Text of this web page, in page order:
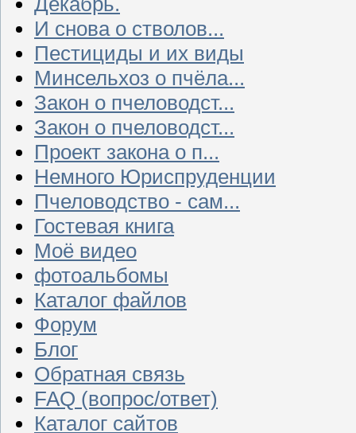
И снова о стволов...
Пестициды и их виды
Минсельхоз о пчёла...
Закон о пчеловодст...
Закон о пчеловодст...
Проект закона о п...
Немного Юриспруденции
Пчеловодство - сам...
Гостевая книга
Моё видео
фотоальбомы
Каталог файлов
Форум
Блог
Обратная связь
FAQ (вопрос/ответ)
Каталог сайтов